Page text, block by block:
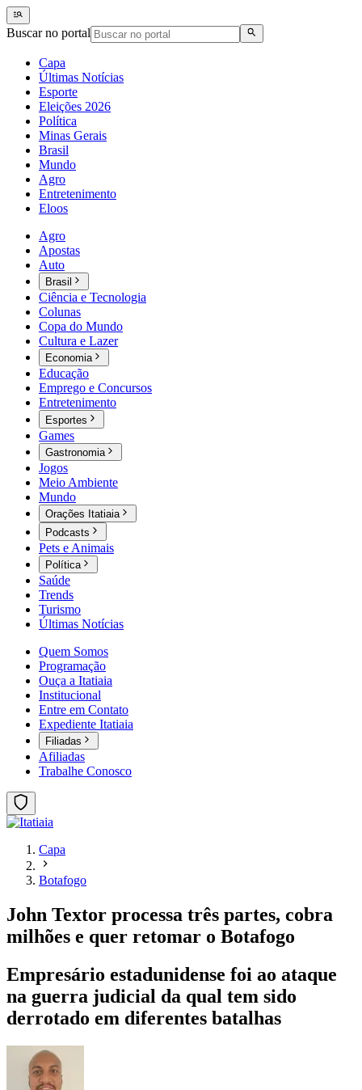
Buscar no portal
Capa
Últimas Notícias
Esporte
Eleições 2026
Política
Minas Gerais
Brasil
Mundo
Agro
Entretenimento
Eloos
Agro
Apostas
Auto
Brasil
Ciência e Tecnologia
Colunas
Copa do Mundo
Cultura e Lazer
Economia
Educação
Emprego e Concursos
Entretenimento
Esportes
Games
Gastronomia
Jogos
Meio Ambiente
Mundo
Orações Itatiaia
Podcasts
Pets e Animais
Política
Saúde
Trends
Turismo
Últimas Notícias
Quem Somos
Programação
Ouça a Itatiaia
Institucional
Entre em Contato
Expediente Itatiaia
Filiadas
Afiliadas
Trabalhe Conosco
Capa
Botafogo
John Textor processa três partes, cobra
milhões e quer retomar o Botafogo
Empresário estadunidense foi ao ataque
na guerra judicial da qual tem sido
derrotado em diferentes batalhas